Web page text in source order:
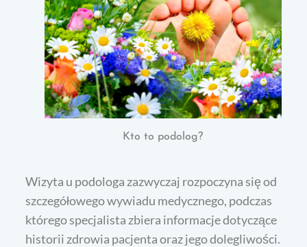
Kto to podolog?
Wizyta u podologa zazwyczaj rozpoczyna się od
szczegółowego wywiadu medycznego, podczas
którego specjalista zbiera informacje dotyczące
historii zdrowia pacjenta oraz jego dolegliwości.